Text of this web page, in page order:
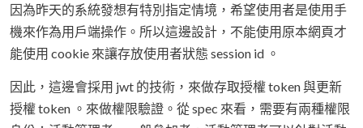
因為昨天的系統發想有特別指定情境，希望使用者是使用手
機來作為用戶端操作。所以這邊設計，不能使用原本網頁才
能使用 cookie 來讓存放使用者狀態 session id 。
因此，這邊會採用 jwt 的技術，來做存取授權 token 與更新
授權 token 。來做權限驗證。從 spec 來看，需要有兩種權限